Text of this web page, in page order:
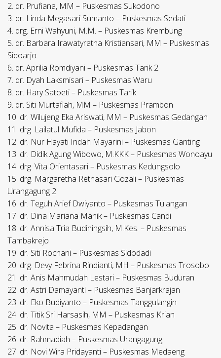
2. dr. Prufiana, MM – Puskesmas Sukodono
3. dr. Linda Megasari Sumanto – Puskesmas Sedati
4. drg. Erni Wahyuni, M.M. – Puskesmas Krembung
5. dr. Barbara Irawatyratna Kristiansari, MM – Puskesmas
Sidoarjo
6. dr. Aprilia Romdiyani – Puskesmas Tarik 2
7. dr. Dyah Laksmisari – Puskesmas Waru
8. dr. Hary Satoeti – Puskesmas Tarik
9. dr. Siti Murtafiah, MM – Puskesmas Prambon
10. dr. Wilujeng Eka Ariswati, MM – Puskesmas Gedangan
11. drg. Lailatul Mufida – Puskesmas Jabon
12. dr. Nur Hayati Indah Mayarini – Puskesmas Ganting
13. dr. Didik Agung Wibowo, M.KKK – Puskesmas Wonoayu
14. drg. Vita Orientasari – Puskesmas Kedungsolo
15. drg. Margaretha Retnasari Gozali – Puskesmas
Urangagung 2
16. dr. Teguh Arief Dwiyanto – Puskesmas Tulangan
17. dr. Dina Mariana Manik – Puskesmas Candi
18. dr. Annisa Tria Budiningsih, M.Kes. – Puskesmas
Tambakrejo
19. dr. Siti Rochani – Puskesmas Sidodadi
20. drg. Devy Febrina Rindianti, MH – Puskesmas Trosobo
21. dr. Anis Mahmudah Lestari – Puskesmas Buduran
22. dr. Astri Damayanti – Puskesmas Banjarkrajan
23. dr. Eko Budiyanto – Puskesmas Tanggulangin
24. dr. Titik Sri Harsasih, MM – Puskesmas Krian
25. dr. Novita – Puskesmas Kepadangan
26. dr. Rahmadiah – Puskesmas Urangagung
27. dr. Novi Wira Pridayanti – Puskesmas Medaeng